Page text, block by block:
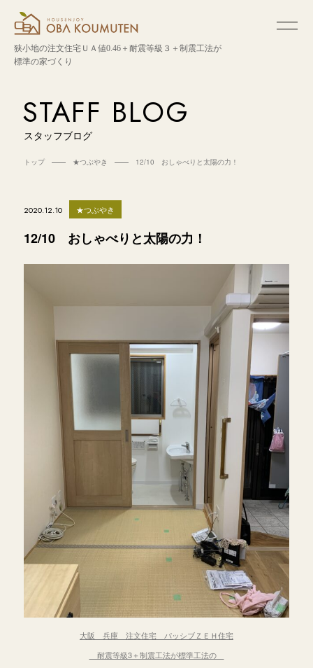
狭小地の注文住宅ＵＡ値0.46＋耐震等級３＋制震工法が
標準の家づくり
STAFF BLOG
スタッフブログ
トップ ★つぶやき 12/10 おしゃべりと太陽の力！
2020.12.10 ★つぶやき
12/10 おしゃべりと太陽の力！
大阪 兵庫 注文住宅 パッシブＺＥＨ住宅
耐震等級3＋制震工法が標準工法の